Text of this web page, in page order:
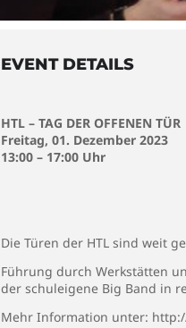
EVENT DETAILS
HTL – TAG DER OFFENEN TÜR
Freitag, 01. Dezember 2023
13:00 – 17:00 Uhr
Die Türen der HTL sind weit
Führung durch Werkstätten
der schuleigene Big Band in
Mehr Information unter: